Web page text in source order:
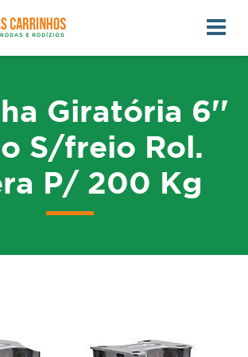
Giratória 6''
S/freio Rol.
P/ 200 Kg